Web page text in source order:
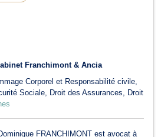
Franchimont & Ancia
Corporel et Responsabilité civile
Sociale Droit des Assurances
Droit
FRANCHIMONT est avocat à